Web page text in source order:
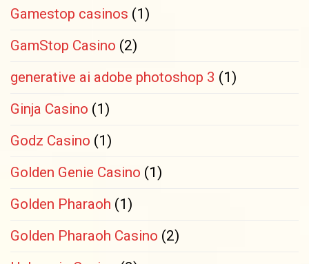
Gamestop casinos (1)
GamStop Casino (2)
generative ai adobe photoshop 3 (1)
Ginja Casino (1)
Godz Casino (1)
Golden Genie Casino (1)
Golden Pharaoh (1)
Golden Pharaoh Casino (2)